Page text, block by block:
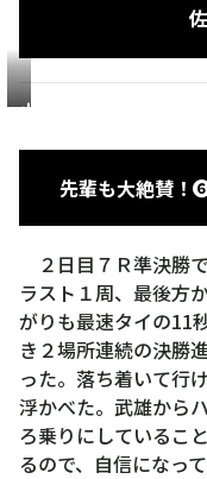
火
先輩も大絶賛！
２日目７Ｒ準決勝
ラスト１周、最後方
がりも最速タイの11
き２場所連続の決勝
った。落ち着いて行
浮かべた。武雄から
ろ乗りにしているこ
るので、自信になっ